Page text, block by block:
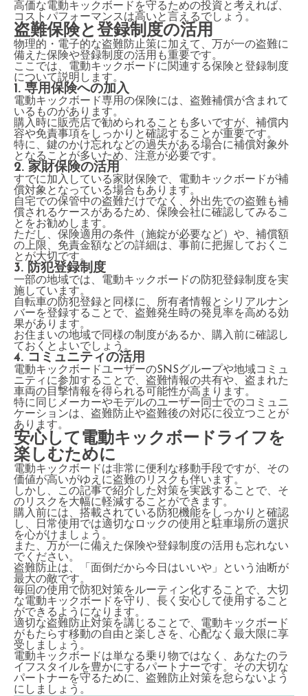
高価な電動キックボードを守るための投資と考えれば、
コストパフォーマンスは高いと言えるでしょう。
盗難保険と登録制度の活用
物理的・電子的な盗難防止策に加えて、万が一の盗難に
備えた保険や登録制度の活用も重要です。
ここでは、電動キックボードに関連する保険と登録制度
について説明します。
1. 専用保険への加入
電動キックボード専用の保険には、盗難補償が含まれて
いるものがあります。
購入時に販売店で勧められることも多いですが、補償内
容や免責事項をしっかりと確認することが重要です。
特に、鍵のかけ忘れなどの過失がある場合に補償対象外
となることが多いため、注意が必要です。
2. 家財保険の活用
すでに加入している家財保険で、電動キックボードが補
償対象となっている場合もあります。
自宅での保管中の盗難だけでなく、外出先での盗難も補
償されるケースがあるため、保険会社に確認してみるこ
とをお勧めします。
ただし、保険適用の条件（施錠が必要など）や、補償額
の上限、免責金額などの詳細は、事前に把握しておくこ
とが大切です。
3. 防犯登録制度
一部の地域では、電動キックボードの防犯登録制度を実
施しています。
自転車の防犯登録と同様に、所有者情報とシリアルナン
バーを登録することで、盗難発生時の発見率を高める効
果があります。
お住まいの地域で同様の制度があるか、購入前に確認し
ておくとよいでしょう。
4. コミュニティの活用
電動キックボードユーザーのSNSグループや地域コミュ
ニティに参加することで、盗難情報の共有や、盗まれた
車両の目撃情報を得られる可能性が高まります。
特に同じメーカーやモデルのユーザー同士でのコミュニ
ケーションは、盗難防止や盗難後の対応に役立つことが
あります。
安心して電動キックボードライフを
楽しむために
電動キックボードは非常に便利な移動手段ですが、その
価値が高いがゆえに盗難のリスクも伴います。
しかし、この記事で紹介した対策を実践することで、そ
のリスクを大幅に軽減することができます。
購入前には、搭載されている防犯機能をしっかりと確認
し、日常使用では適切なロックの使用と駐車場所の選択
を心がけましょう。
また、万が一に備えた保険や登録制度の活用も忘れない
でください。
盗難防止は、「面倒だから今日はいいや」という油断が
最大の敵です。
毎回の使用で防犯対策をルーティン化することで、大切
な電動キックボードを守り、長く安心して使用すること
ができるようになります。
適切な盗難防止対策を講じることで、電動キックボード
がもたらす移動の自由と楽しさを、心配なく最大限に享
受しましょう。
電動キックボードは単なる乗り物ではなく、あなたのラ
イフスタイルを豊かにするパートナーです。その大切な
パートナーを守るために、盗難防止対策を怠らないよう
にしましょう。